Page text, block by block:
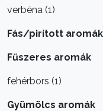
verbéna (1)
Fás/pirított aromák
Fűszeres aromák
fehérbors (1)
Gyümölcs aromák